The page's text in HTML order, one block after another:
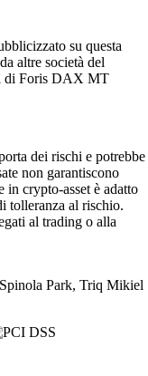
su questa
altre società del
di Foris DAX MT
dei rischi e potrebbe
non garantiscono
in crypto-asset è adatto
tolleranza al rischio.
al trading o alla
Park, Triq Mikiel